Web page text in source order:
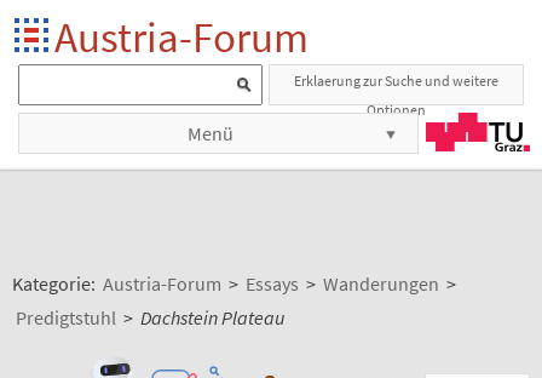
Austria-Forum
Erklaerung zur Suche und weitere
Optionen
Menü
Kategorie: Austria-Forum > Essays > Wanderungen >
Predigtstuhl > Dachstein Plateau